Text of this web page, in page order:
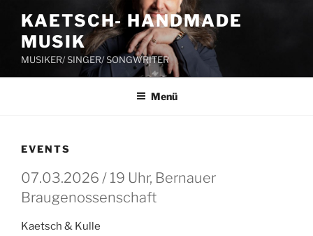
Inhalt
springen
KAETSCH- HANDMADE
MUSIK
MUSIKER/ SINGER/ SONGWRITER
Menü
EVENTS
07.03.2026 / 19 Uhr, Bernauer
Braugenossenschaft
Kaetsch & Kulle